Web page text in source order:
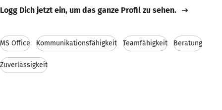
Logg Dich jetzt ein, um das ganze Profil zu sehen.
MS Office Kommunikationsfähigkeit Teamfähigkeit Beratung
Zuverlässigkeit